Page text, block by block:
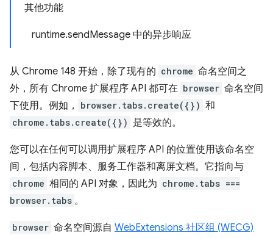
其他功能
runtime.sendMessage 中的异步响应
从 Chrome 148 开始，除了现有的 chrome 命名空间之
外，所有 Chrome 扩展程序 API 都可在 browser 命名空间
下使用。例如，
browser.tabs.create({}) 和
chrome.tabs.create({}) 是等效的。
您可以在任何可以调用扩展程序 API 的位置使用该命名空
间，包括内容脚本、服务工作器和离屏文档。它指向与
chrome 相同的 API 对象，因此为 chrome.tabs ===
browser.tabs 。
browser 命名空间源自 WebExtensions 社区组 (WECG)